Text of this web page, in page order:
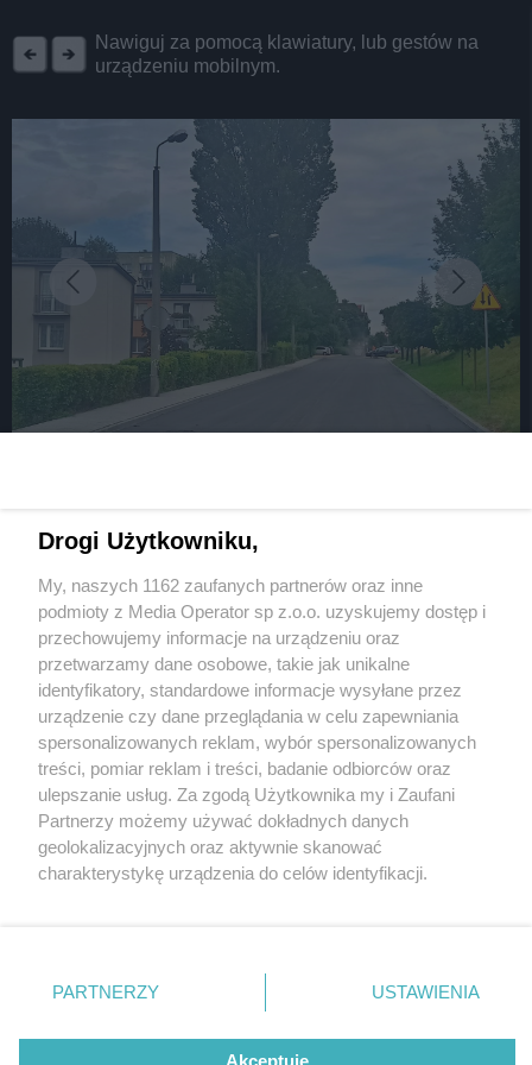
Nawiguj za pomocą klawiatury, lub gestów na
urządzeniu mobilnym.
Zakończono drogowe remonty w
4 / 6
Zakończono drogowe
remonty w świętochłowickiej
Zgodzie
Przebudowane skrzyżowanie ulic Wojska Polskiego i
Ceramicznej oraz nowa nawierzchnia i parkingi na ul.
Wydawca mediów lokalnych
Nie zapomnij
zapoznać się z:
polityką prywatności regulamin korzystania z portali
Twojemiasto
Piekary Śląskie
Chorzów
Tarnowskie Góry
Gliwice
Skontakuj sięz nami
Kontakt
Wydawca
Redakcja
Drogi Użytkowniku,
My, naszych 1162 zaufanych partnerów oraz inne
podmioty z Media Operator sp z.o.o. uzyskujemy dostęp i
przechowujemy informacje na urządzeniu oraz
przetwarzamy dane osobowe, takie jak unikalne
identyfikatory, standardowe informacje wysyłane przez
urządzenie czy dane przeglądania w celu zapewniania
spersonalizowanych reklam, wybór spersonalizowanych
treści, pomiar reklam i treści, badanie odbiorców oraz
ulepszanie usług. Za zgodą Użytkownika my i Zaufani
Partnerzy możemy używać dokładnych danych
geolokalizacyjnych oraz aktywnie skanować
charakterystykę urządzenia do celów identyfikacji.
zmienić/wycofać klikając przycisk ustawień prywatności
znajdujący się w lewym dolnym rogu strony
rodzaje przetwarzania danych nie wymagają zgody
użytkownika, ale masz prawo sprzeciwić się takiemu
PARTNERZY USTAWIENIA
Akceptuję